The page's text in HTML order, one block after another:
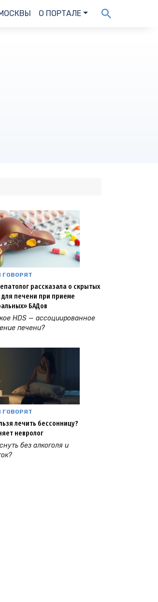
О ПОРТАЛЕ
ГОВОРЯТ
рассказала о скрытых
для печени при приеме
БАДов
HDS — ассоциированное
печени?
ГОВОРЯТ
лечить бессонницу?
невролог
без алкоголя и